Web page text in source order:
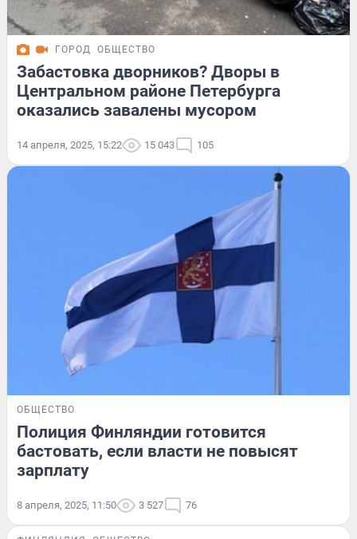
ГОРОД ОБЩЕСТВО
Забастовка дворников? Дворы в
Центральном районе Петербурга
оказались завалены мусором
14 апреля, 2025, 15:22 15 043 105
ОБЩЕСТВО
Полиция Финляндии готовится
бастовать, если власти не повысят
зарплату
8 апреля, 2025, 11:50 3 527 76